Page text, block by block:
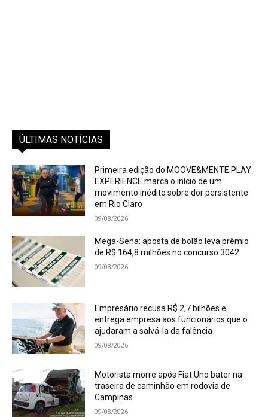
ÚLTIMAS NOTÍCIAS
Primeira edição do MOOVE&MENTE PLAY
EXPERIENCE marca o início de um
movimento inédito sobre dor persistente
em Rio Claro
09/08/2026
Mega-Sena: aposta de bolão leva prêmio
de R$ 164,8 milhões no concurso 3042
09/08/2026
Empresário recusa R$ 2,7 bilhões e
entrega empresa aos funcionários que o
ajudaram a salvá-la da falência
09/08/2026
Motorista morre após Fiat Uno bater na
traseira de caminhão em rodovia de
Campinas
09/08/2026